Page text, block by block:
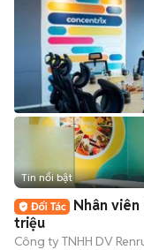
Tin nổi bật
Nhân viên
triệu
Công ty TNHH DV